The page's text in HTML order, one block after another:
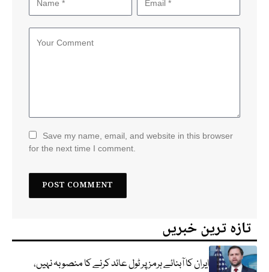
Save my name, email, and website in this browser
for the next time I comment.
تازہ ترین خبریں
ایران کا آبنائے ہرمز پر ٹول عائد کرنے کا منصوبہ نہیں،